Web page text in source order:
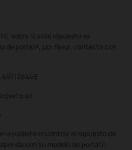
sobre si este repuesto es
de portátil, por favor, contacte con
ayudarte encontrar el repuesto de
con tu modelo de portátil.